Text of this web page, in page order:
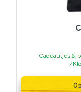
Cadeautjes &
/
product
heeft